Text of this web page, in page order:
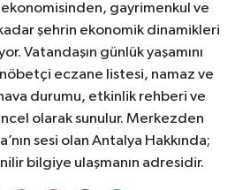
ekonomisinden, gayrimenkul ve
şehrin ekonomik dinamikleri
Vatandaşın günlük yaşamını
eczane listesi, namaz ve
durumu, etkinlik rehberi ve
olarak sunulur. Merkezden
sesi olan Antalya Hakkında;
bilgiye ulaşmanın adresidir.